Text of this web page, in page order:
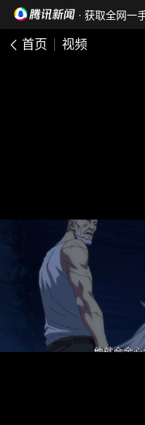
· 获取全网一
首页 视频